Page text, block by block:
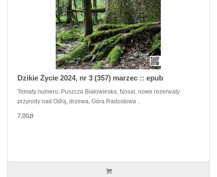
Dzikie Życie 2024, nr 3 (357) marzec :: epub
Tematy numeru: Puszcza Białowieska, Nosal, nowe rezerwaty
przyrody nad Odrą, drzewa, Góra Radostowa ..
7,00zł